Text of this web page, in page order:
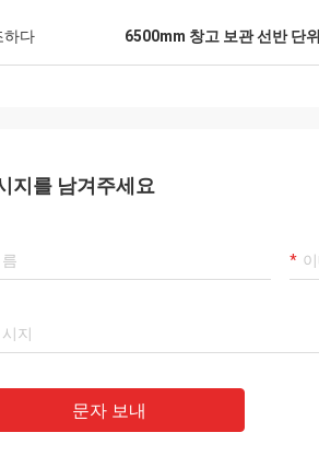
하다 6500mm 창고 보관 선반 단위
지를 남겨주세요
문자 보내